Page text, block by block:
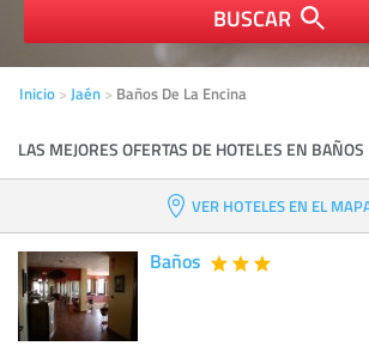
BUSCAR
Inicio Jaén Baños De La Encina
LAS MEJORES OFERTAS DE HOTELES EN
VER HOTELES EN EL
Baños